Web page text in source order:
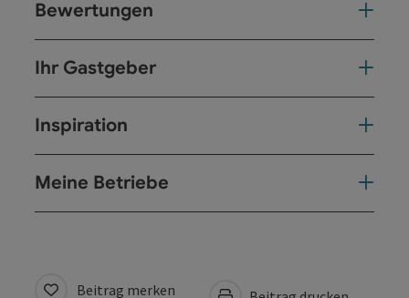
Bewertungen
Ihr Gastgeber
Inspiration
Meine Betriebe
Beitrag merken